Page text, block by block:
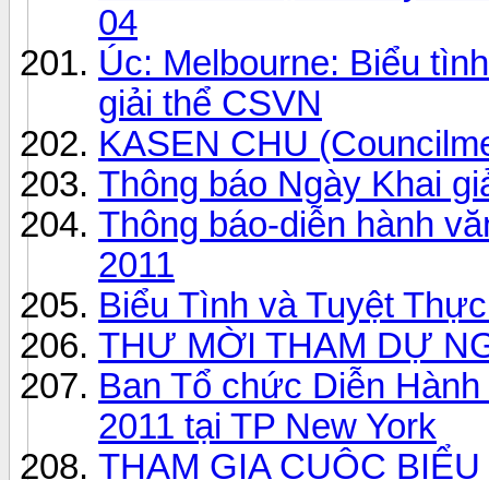
04
Úc: Melbourne: Biểu
giải thể CSVN
KASEN CHU
Thông báo Ngày Khai
Thông báo-diễn hành
2011
Biểu Tình và Tuyệt
THƯ MỜI THAM DỰ
Ban Tổ chức Diễn
2011 tại TP New York
THAM GIA CUỘC